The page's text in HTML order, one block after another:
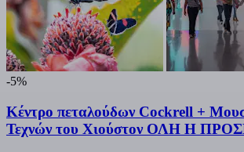
-5%
Κέντρο πεταλούδων Cockrell +
Τεχνών του Χιούστον ΟΛΗ Η